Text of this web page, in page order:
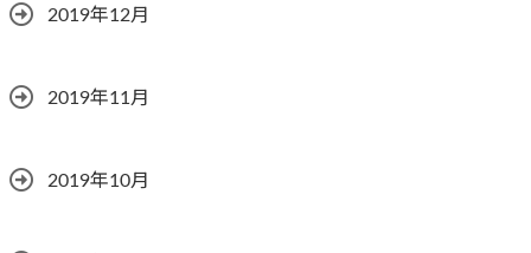
2019年12月
2019年11月
2019年10月